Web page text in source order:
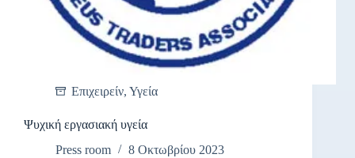
Επιχειρείν, Υγεία
Ψυχική εργασιακή υγεία
Press room
8 Οκτωβρίου 2023